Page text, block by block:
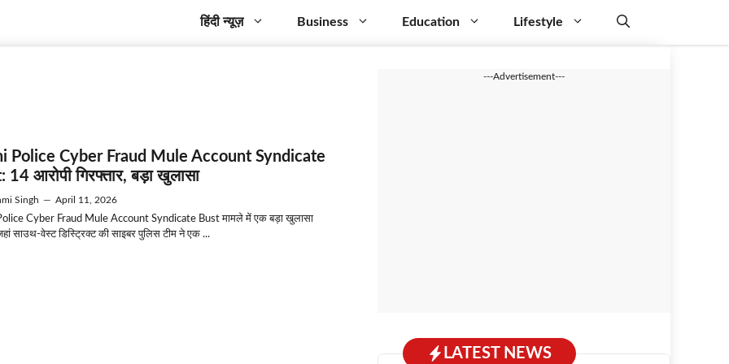
हिंदी न्यूज़ Business Education Lifestyle
Police Cyber Fraud Mule Account Syndicate
14 आरोपी गिरफ्तार, बड़ा खुलासा
Singh — April 11, 2026
Cyber Fraud Mule Account Syndicate Bust मामले में एक बड़ा खुलासा
साउथ-वेस्ट डिस्ट्रिक्ट की साइबर पुलिस टीम ने एक ...
---Advertisement---
LATEST NEWS